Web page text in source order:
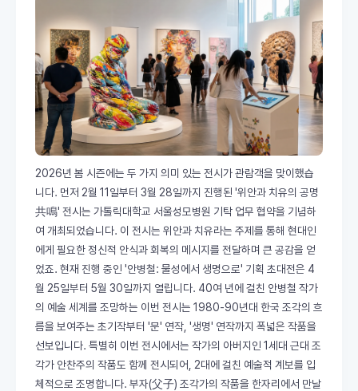
2026년 봄 시즌에는 두 가지 의미 있는 전시가 관람객을 맞이했습
니다. 먼저 2월 11일부터 3월 28일까지 진행된 '위안과 치유의 공명
共鳴' 전시는 가톨릭대학교 서울성모병원 기탁 업무 협약을 기념하
여 개최되었습니다. 이 전시는 위안과 치유라는 주제를 통해 현대인
에게 필요한 정신적 안식과 회복의 메시지를 전달하며 큰 공감을 얻
었죠. 현재 진행 중인 '안병철: 물성에서 생명으로' 기획 초대전은 4
월 25일부터 5월 30일까지 열립니다. 40여 년에 걸친 안병철 작가
의 예술 세계를 조망하는 이번 전시는 1980-90년대 한국 조각의 흐
름을 보여주는 초기작부터 '문' 연작, '생명' 연작까지 폭넓은 작품을
선보입니다. 특별히 이번 전시에서는 작가의 아버지인 1세대 근대 조
각가 안찬주의 작품도 함께 전시되어, 2대에 걸친 예술적 계보를 입
체적으로 조명합니다. 부자(父子) 조각가의 작품을 한자리에서 만날